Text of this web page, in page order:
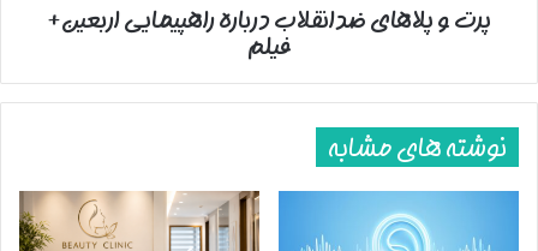
پرت و پلاهای ضدانقلاب درباره راهپیمایی اربعین+
فیلم
نوشته های مشابه